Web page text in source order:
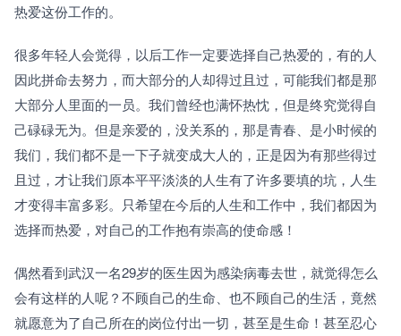
热爱这份工作的。
很多年轻人会觉得，以后工作一定要选择自己热爱的，有的人
因此拼命去努力，而大部分的人却得过且过，可能我们都是那
大部分人里面的一员。我们曾经也满怀热忱，但是终究觉得自
己碌碌无为。但是亲爱的，没关系的，那是青春、是小时候的
我们，我们都不是一下子就变成大人的，正是因为有那些得过
且过，才让我们原本平平淡淡的人生有了许多要填的坑，人生
才变得丰富多彩。只希望在今后的人生和工作中，我们都因为
选择而热爱，对自己的工作抱有崇高的使命感！
偶然看到武汉一名29岁的医生因为感染病毒去世，就觉得怎么
会有这样的人呢？不顾自己的生命、也不顾自己的生活，竟然
就愿意为了自己所在的岗位付出一切，甚至是生命！甚至忍心